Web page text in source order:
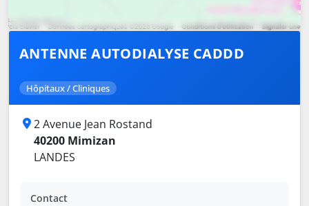
ANTENNE AUTODIALYSE CADDD
Hôpitaux / Cliniques
2 Avenue Jean Rostand
40200 Mimizan
LANDES
Contact